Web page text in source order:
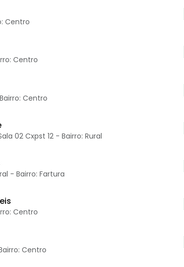
Centro
Centro
Centro
02 Cxpst 12 - Bairro: Rural
- Bairro: Fartura
Centro
Centro